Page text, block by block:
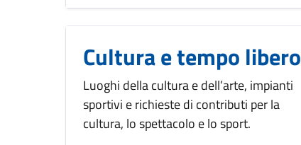
Cultura e tempo libero
Luoghi della cultura e dell’arte, impianti
sportivi e richieste di contributi per la
cultura, lo spettacolo e lo sport.